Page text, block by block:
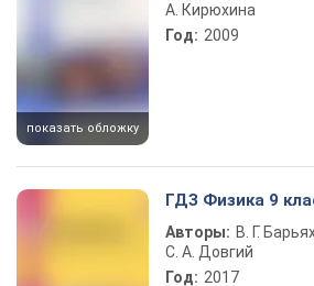
показать обложку
А. Кирюхина
Год: 2009
ГДЗ Физика 9
Авторы: В. Г.
С. А. Довгий
Год: 2017